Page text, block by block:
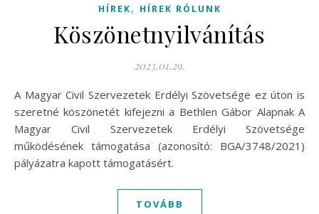
HÍREK, HÍREK RÓLUNK
Köszönetnyilvánítás
2023.01.29.
A Magyar Civil Szervezetek Erdélyi Szövetsége ez úton is
szeretné köszönetét kifejezni a Bethlen Gábor Alapnak A
Magyar Civil Szervezetek Erdélyi Szövetsége
működésének támogatása (azonosító: BGA/3748/2021)
pályázatra kapott támogatásért.
TOVÁBB